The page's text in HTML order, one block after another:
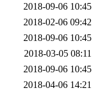
2018-09-06 10:45
2018-02-06 09:42
2018-09-06 10:45
2018-03-05 08:11
2018-09-06 10:45
2018-04-06 14:21